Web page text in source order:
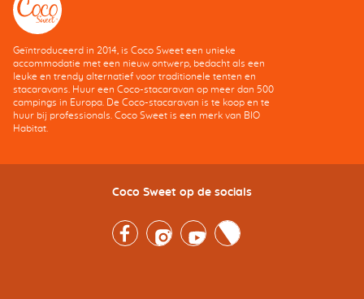
Geïntroduceerd in 2014, is Coco Sweet een unieke
accommodatie met een nieuw ontwerp, bedacht als een
leuke en trendy alternatief voor traditionele tenten en
stacaravans. Huur een Coco-stacaravan op meer dan 500
campings in Europa. De Coco-stacaravan is te koop en te
huur bij professionals. Coco Sweet is een merk van BIO
Habitat.
Coco Sweet op de socials
FacebookInstagramYoutubeTwitter